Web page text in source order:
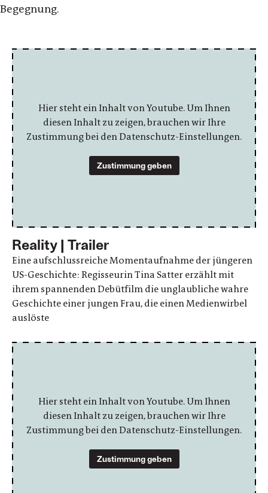
Begegnung.
Hier steht ein Inhalt von Youtube. Um Ihnen
diesen Inhalt zu zeigen, brauchen wir Ihre
Zustimmung bei den Datenschutz-Einstellungen.
Zustimmung geben
Reality | Trailer
Eine aufschlussreiche Momentaufnahme der jüngeren
US-Geschichte: Regisseurin Tina Satter erzählt mit
ihrem spannenden Debütfilm die unglaubliche wahre
Geschichte einer jungen Frau, die einen Medienwirbel
auslöste
Hier steht ein Inhalt von Youtube. Um Ihnen
diesen Inhalt zu zeigen, brauchen wir Ihre
Zustimmung bei den Datenschutz-Einstellungen.
Zustimmung geben